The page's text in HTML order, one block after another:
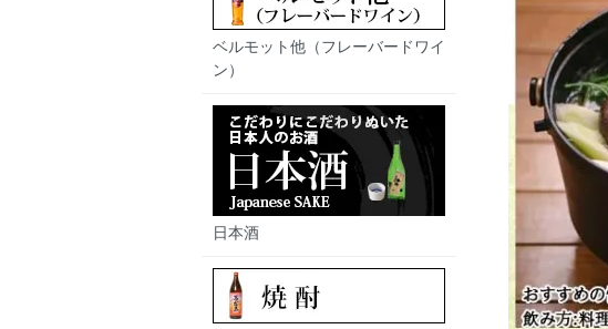
ベルモット他（フレーバードワイ
ン）
日本酒